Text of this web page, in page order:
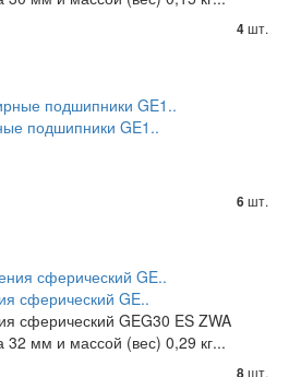
4шт.
подшипники GE1..
6 шт.
сферический GE..
сферический GEG30 ES ZWA
мм и массой (вес) 0,29 кг...
8шт.